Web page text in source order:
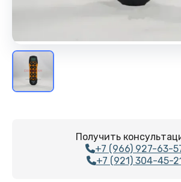
Получить
+7 (966) 927-63-
+7 (921) 304-45-